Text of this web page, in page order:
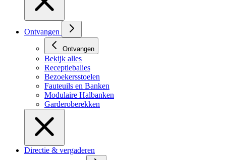
Ontvangen
Ontvangen
Bekijk alles
Receptiebalies
Bezoekersstoelen
Fauteuils en Banken
Modulaire Halbanken
Garderoberekken
Directie & vergaderen